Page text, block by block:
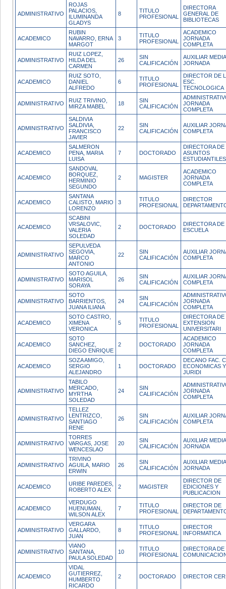
ADMINISTRATIVO
ROJAS
PALACIOS,
ILUMINANDA
GLADYS
8
TITULO
PROFESIONAL
DIRECTORA
GENERAL DE
BIBLIOTECAS
ACADEMICO
RUBIN
NAVARRO, ERNA
MARGOT
3
TITULO
PROFESIONAL
ACADEMICO
JORNADA
COMPLETA
ADMINISTRATIVO
RUIZ LOPEZ,
HILDA DEL
CARMEN
26
SIN
CALIFICACIÓN
AUXILIAR MEDIA
JORNADA
ACADEMICO
RUIZ SOTO,
DANIEL
ALFREDO
6
TITULO
PROFESIONAL
DIRECTOR DE
ESC.
TECNOLOGICA
ADMINISTRATIVO
RUIZ TRIVINO,
MIRZA MABEL
18
SIN
CALIFICACIÓN
JORNADA
COMPLETA
ADMINISTRATIVO
SALDIVIA
SALDIVIA,
FRANCISCO
JAVIER
22
SIN
CALIFICACIÓN
AUXILIAR
COMPLETA
ACADEMICO
SALMERON
PENA, MARIA
LUISA
7 DOCTORADO
DIRECTORA DE
ASUNTOS
ESTUDIANTILES
ACADEMICO
SANDOVAL
BORQUEZ,
HERMINIO
SEGUNDO
2 MAGISTER
ACADEMICO
JORNADA
COMPLETA
ACADEMICO
SANTANA
CALISTO, MARIO
LORENZO
3
TITULO
PROFESIONAL
DIRECTOR
ACADEMICO
SCABINI
VRSALOVIC,
VALERIA
SOLEDAD
2 DOCTORADO
DIRECTORA DE
ESCUELA
ADMINISTRATIVO
SEPULVEDA
SEGOVIA,
MARCO
ANTONIO
22
SIN
CALIFICACIÓN
AUXILIAR
COMPLETA
ADMINISTRATIVO
SOTO AGUILA,
MARISOL
SORAYA
26
SIN
CALIFICACIÓN
AUXILIAR
COMPLETA
ADMINISTRATIVO
SOTO
BARRIENTOS,
JUANA ILIANA
24
SIN
CALIFICACIÓN
JORNADA
COMPLETA
ACADEMICO
SOTO CASTRO,
XIMENA
VERONICA
5
TITULO
PROFESIONAL
DIRECTORA DE
EXTENSION
UNIVERSITARI
ACADEMICO
SOTO
SANCHEZ,
DIEGO ENRIQUE
2 DOCTORADO
ACADEMICO
JORNADA
COMPLETA
ACADEMICO
SOZA AMIGO,
SERGIO
ALEJANDRO
1 DOCTORADO
DECANO FAC.
ECONOMICAS Y
JURIDI
ADMINISTRATIVO
TABILO
MERCADO,
MYRTHA
SOLEDAD
24
SIN
CALIFICACIÓN
JORNADA
COMPLETA
ADMINISTRATIVO
TELLEZ
LENTRIZCO,
SANTIAGO
RENE
26
SIN
CALIFICACIÓN
AUXILIAR
COMPLETA
ADMINISTRATIVO
TORRES
VARGAS, JOSE
WENCESLAO
20
SIN
CALIFICACIÓN
AUXILIAR MEDIA
JORNADA
ADMINISTRATIVO
TRIVINO
AGUILA, MARIO
ERWIN
26
SIN
CALIFICACIÓN
AUXILIAR MEDIA
JORNADA
ACADEMICO
URIBE PAREDES,
ROBERTO ALEX
2 MAGISTER
DIRECTOR DE
EDICIONES Y
PUBLICACION
ACADEMICO
VERDUGO
HUENUMAN,
WILSON ALEX
7
TITULO
PROFESIONAL
DIRECTOR DE
ADMINISTRATIVO
VERGARA
GALLARDO,
JUAN
8
TITULO
PROFESIONAL
DIRECTOR
INFORMATICA
ADMINISTRATIVO
VIANO
SANTANA,
PAULA SOLEDAD
10
TITULO
PROFESIONAL
DIRECTORA DE
ACADEMICO
VIDAL
GUTIERREZ,
HUMBERTO
RICARDO
2 DOCTORADO DIRECTOR